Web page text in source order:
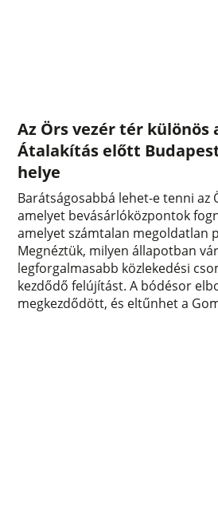
Az Örs vezér tér különös
Átalakítás előtt
helye
Barátságosabbá lehet-e tenni az
amelyet bevásárlóközpontok
amelyet számtalan megoldatlan
Megnéztük, milyen állapotban
legforgalmasabb közlekedési
kezdődő felújítást. A bódésor
megkezdődött, és eltűnhet a